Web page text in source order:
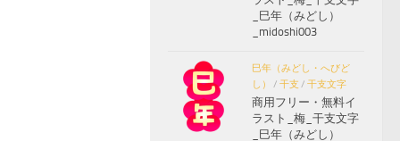
_巳年（みどし）
_midoshi003
巳年（みどし・へびど
し）
/ 干支 / 干支文字
商用フリー・無料イ
ラスト_梅_干支文字
_巳年（みどし）